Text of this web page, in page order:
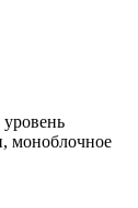
моноблочное